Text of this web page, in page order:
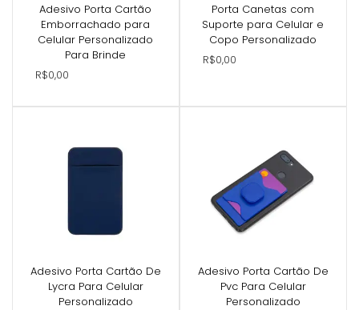
Adesivo Porta Cartão
Emborrachado para
Celular Personalizado
Para Brinde
R$0,00
Porta Canetas com
Suporte para Celular e
Copo Personalizado
R$0,00
Adesivo Porta Cartão De
Lycra Para Celular
Personalizado
Adesivo Porta Cartão De
Pvc Para Celular
Personalizado